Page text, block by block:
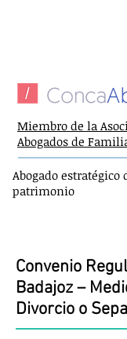
Miembro de la
Abogados de
Abogado estratégico
patrimonio
Abogados de divorcio en Badajoz
Convenio
Badajoz –
Divorcio o